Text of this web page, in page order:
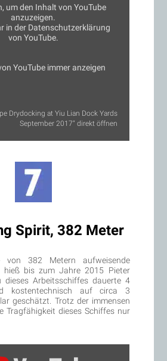
um den Inhalt von YouTube
anzuzeigen.
in der Datenschutzerklärung
von YouTube.
YouTube immer anzeigen
Drydocking at Yiu Lian Dock Yards
September 2017“ direkt öffnen
Spirit, 382 Meter
von 382 Metern aufweisende
hieß bis zum Jahre 2015 Pieter
dieses Arbeitsschiffes dauerte 4
kostentechnisch auf circa 3
geschätzt. Trotz der immensen
Tragfähigkeit dieses Schiffes nur